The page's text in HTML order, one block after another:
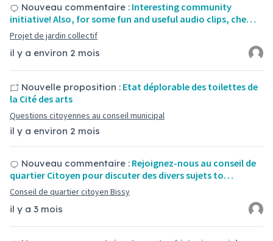
il y a environ 2 mois
Nouveau commentaire : Interesting community
initiative! Also, for some fun and useful audio clips, che…
Projet de jardin collectif
il y a environ 2 mois
Nouvelle proposition : Etat déplorable des toilettes de
la Cité des arts
Questions citoyennes au conseil municipal
il y a 3 mois
Nouveau commentaire : Rejoignez-nous au conseil de
quartier Citoyen pour discuter des divers sujets to…
Conseil de quartier citoyen Bissy